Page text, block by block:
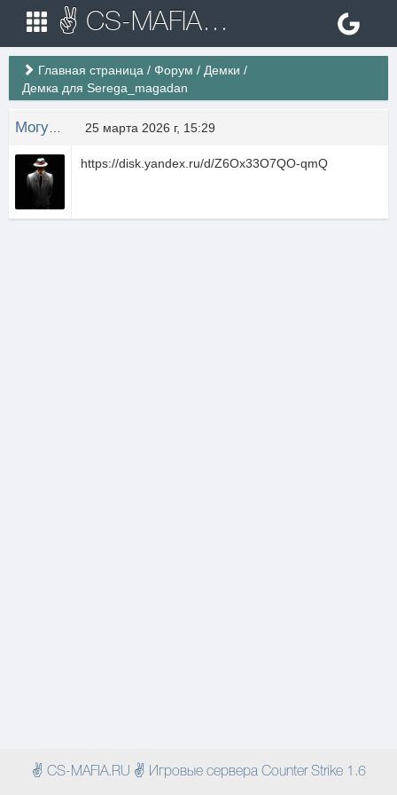
✌ CS-MAFIA.RU ✌ Игровые сервера Counter Strike 1.6
Главная страница / Форум / Демки /
Демка для Serega_magadan
25 марта 2026 г, 15:29
https://disk.yandex.ru/d/Z6Ox33O7QO-qmQ
✌ CS-MAFIA.RU ✌ Игровые сервера Counter Strike 1.6